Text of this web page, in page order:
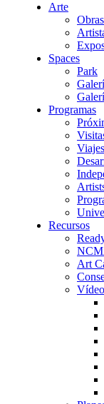
Arte
Spaces
Park
Programas
Recursos
Art